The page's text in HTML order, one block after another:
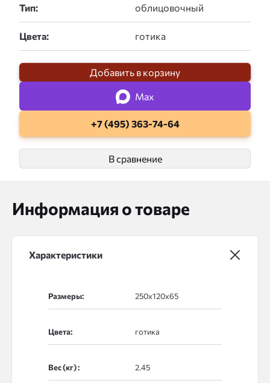
Тип:
Цвета:
Добавить в корзину
Max
+7 (495) 363-74-64
В сравнение
Информация о товаре
Характеристики
Размеры:
Цвета:
Вес (кг) :